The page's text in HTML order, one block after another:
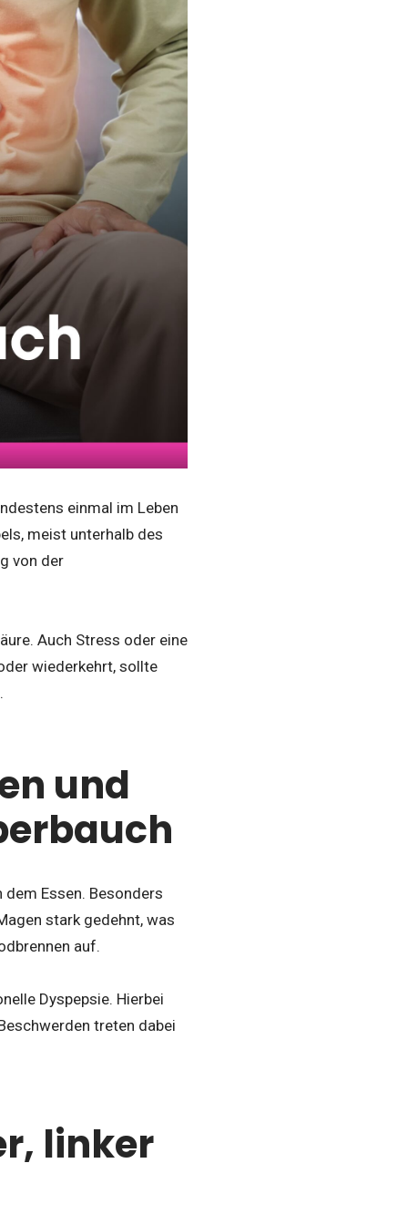
einmal im Leben
meist unterhalb des
von der
Auch Stress oder eine
wiederkehrt, sollte
und
Essen. Besonders
stark gedehnt, was
auf.
Dyspepsie. Hierbei
treten dabei
linker